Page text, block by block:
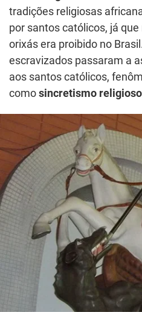
tradições religiosas
por santos católicos, já
orixás era proibido no
escravizados passaram a
aos santos católicos,
como sincretismo religioso